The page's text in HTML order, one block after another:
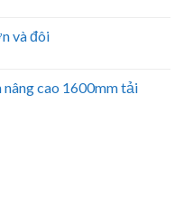
và đôi
nâng cao 1600mm tải